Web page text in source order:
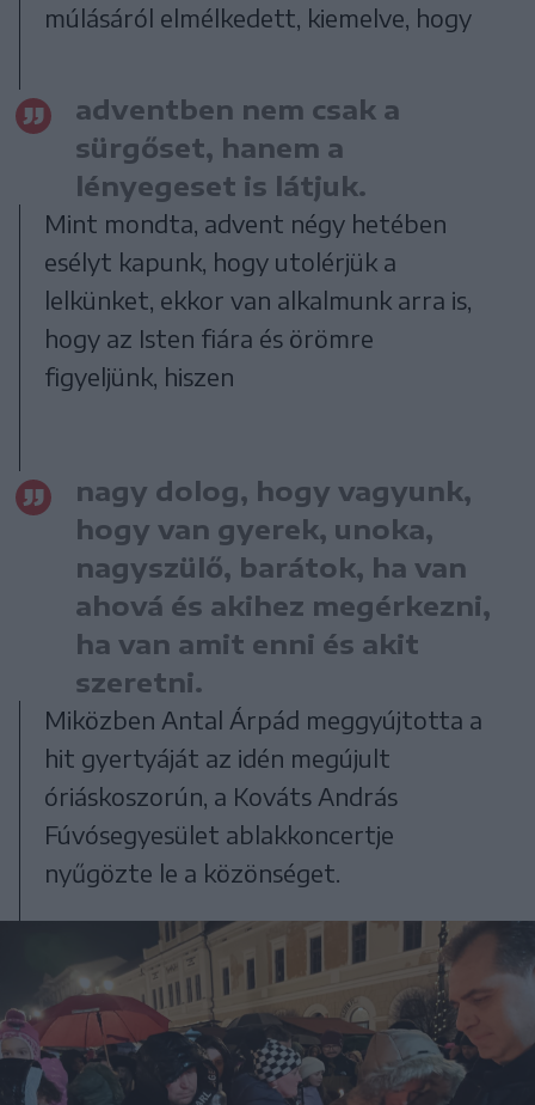
múlásáról elmélkedett, kiemelve, hogy
adventben nem csak a
sürgőset, hanem a
lényegeset is látjuk.
Mint mondta, advent négy hetében
esélyt kapunk, hogy utolérjük a
lelkünket, ekkor van alkalmunk arra is,
hogy az Isten fiára és örömre
figyeljünk, hiszen
nagy dolog, hogy vagyunk,
hogy van gyerek, unoka,
nagyszülő, barátok, ha van
ahová és akihez megérkezni,
ha van amit enni és akit
szeretni.
Miközben Antal Árpád meggyújtotta a
hit gyertyáját az idén megújult
óriáskoszorún, a Kováts András
Fúvósegyesület ablakkoncertje
nyűgözte le a közönséget.